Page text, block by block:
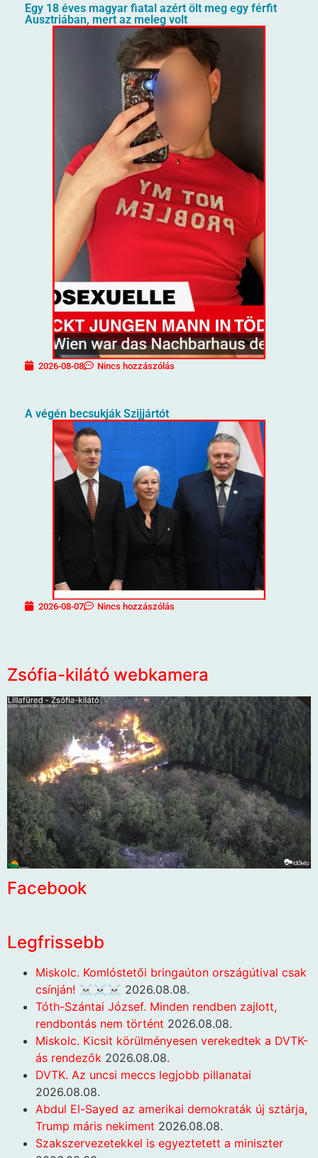
Egy 18 éves magyar fiatal azért ölt meg egy férfit
Ausztriában, mert az meleg volt
2026-08-08 Nincs hozzászólás
A végén becsukják Szijjártót
2026-08-07 Nincs hozzászólás
Zsófia-kilátó webkamera
Facebook
Legfrissebb
Miskolc. Komlóstetői bringaúton országútival csak
csínján! ☠️☠️☠️ 2026.08.08.
Tóth-Szántai József. Minden rendben zajlott,
rendbontás nem történt 2026.08.08.
Miskolc. Kicsit körülményesen verekedtek a DVTK-
ás rendezők 2026.08.08.
DVTK. Az uncsi meccs legjobb pillanatai
2026.08.08.
Abdul El-Sayed az amerikai demokraták új sztárja,
Trump máris nekiment 2026.08.08.
Szakszervezetekkel is egyeztetett a miniszter